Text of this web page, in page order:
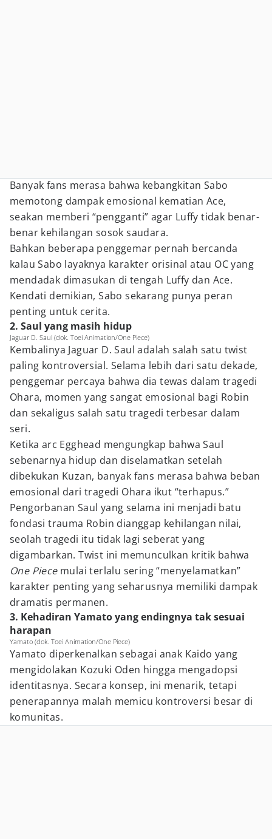
Banyak fans merasa bahwa kebangkitan Sabo
memotong dampak emosional kematian Ace,
seakan memberi “pengganti” agar Luffy tidak benar-
benar kehilangan sosok saudara.
Bahkan beberapa penggemar pernah bercanda
kalau Sabo layaknya karakter orisinal atau OC yang
mendadak dimasukan di tengah Luffy dan Ace.
Kendati demikian, Sabo sekarang punya peran
penting untuk cerita.
2. Saul yang masih hidup
Jaguar D. Saul (dok. Toei Animation/One Piece)
Kembalinya Jaguar D. Saul adalah salah satu twist
paling kontroversial. Selama lebih dari satu dekade,
penggemar percaya bahwa dia tewas dalam tragedi
Ohara, momen yang sangat emosional bagi Robin
dan sekaligus salah satu tragedi terbesar dalam
seri.
Ketika arc Egghead mengungkap bahwa Saul
sebenarnya hidup dan diselamatkan setelah
dibekukan Kuzan, banyak fans merasa bahwa beban
emosional dari tragedi Ohara ikut “terhapus.”
Pengorbanan Saul yang selama ini menjadi batu
fondasi trauma Robin dianggap kehilangan nilai,
seolah tragedi itu tidak lagi seberat yang
digambarkan. Twist ini memunculkan kritik bahwa
One Piecemulai terlalu sering “menyelamatkan”
karakter penting yang seharusnya memiliki dampak
dramatis permanen.
3. Kehadiran Yamato yang endingnya tak sesuai
harapan
Yamato (dok. Toei Animation/One Piece)
Yamato diperkenalkan sebagai anak Kaido yang
mengidolakan Kozuki Oden hingga mengadopsi
identitasnya. Secara konsep, ini menarik, tetapi
penerapannya malah memicu kontroversi besar di
komunitas.